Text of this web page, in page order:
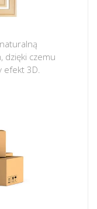
dzięki czemu
3D.